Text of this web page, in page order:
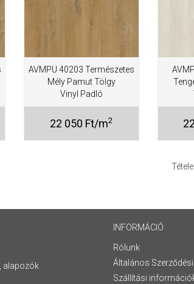
AVMPU 40203 Természetes
Mély Pamut Tölgy
Vinyl Padló
22 050 Ft/m2
alapozók
INFORMÁCIÓ
Rólunk
Általános Szerződési
Szállítási